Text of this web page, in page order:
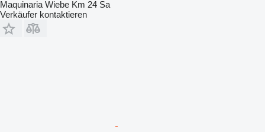
Maquinaria Wiebe Km 24 Sa
Verkäufer kontaktieren